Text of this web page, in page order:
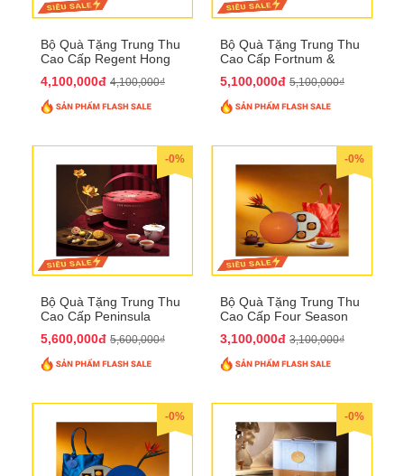
Bộ Quà Tặng Trung Thu
Cao Cấp Regent Hong
4,100,000đ 4,100,000₫
Bộ Quà Tặng Trung Thu
Cao Cấp Fortnum &
5,100,000đ 5,100,000₫
-0%
Bộ Quà Tặng Trung Thu
Cao Cấp Peninsula
5,600,000đ 5,600,000₫
-0%
Bộ Quà Tặng Trung Thu
Cao Cấp Four Season
3,100,000đ 3,100,000₫
-0% -0%